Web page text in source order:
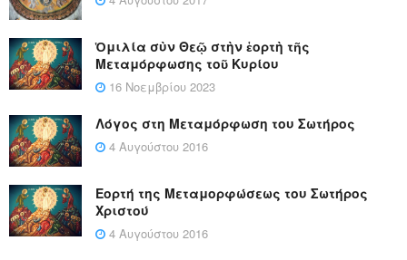
Ὁμιλία σὺν Θεῷ στὴν ἑορτὴ τῆς
Μεταμόρφωσης τοῦ Κυρίου
16 Νοεμβρίου 2023
Λόγος στη Μεταμόρφωση του Σωτήρος
4 Αυγούστου 2016
Εορτή της Μεταμορφώσεως του Σωτήρος
Χριστού
4 Αυγούστου 2016